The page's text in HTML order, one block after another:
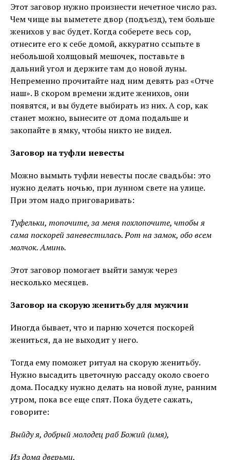
Этот заговор нужно произнести нечетное число раз.
Чем чище вы выметете двор (подъезд), тем больше
женихов у вас будет. Когда соберете весь сор,
отнесите его к себе домой, аккуратно ссыпьте в
небольшой холщовый мешочек, поставьте в
дальний угол и держите там до новой луны.
Непременно прочитайте над ним девять раз «Отче
наш». В скором времени ждите женихов, они
появятся, и вы будете выбирать из них. А сор, как
станет можно, вынесите от дома подальше и
закопайте в ямку, чтобы никто не видел.
Заговор на туфли невесты
Можно вымыть туфли невесты после свадьбы: это
нужно делать ночью, при лунном свете на улице.
При этом надо приговаривать:
Туфельки, топочите, за меня похлопочите, чтобы я
сама поскорей заневестилась. Рот на замок, обо всем
молчок. Аминь.
Этот заговор помогает выйти замуж через
несколько месяцев.
Заговор на скорую женитьбу для мужчин
Иногда бывает, что и парню хочется поскорей
жениться, да не выходит у него.
Тогда ему поможет ритуал на скорую женитьбу.
Нужно высадить цветочную рассаду около своего
дома. Посадку нужно делать на новой луне, ранним
утром, пока все еще спят. Пока будете сажать,
говорите:
Выйду я, добрый молодец раб Божий (имя),
Из дома дверьми,